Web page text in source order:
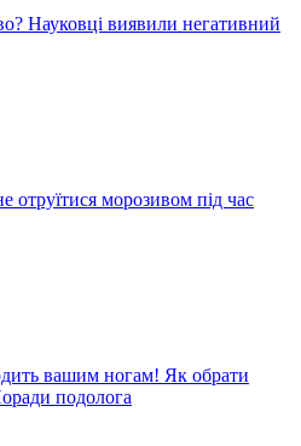
Науковці виявили негативний
отруїтися морозивом під час
вашим ногам! Як обрати
подолога